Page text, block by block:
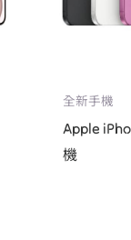
全新手機
Apple
機